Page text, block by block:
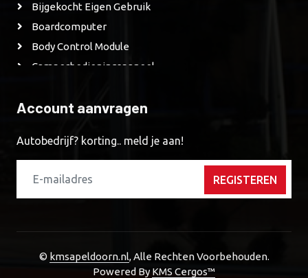
Bijgekocht Eigen Gebruik
Boardcomputer
Body Control Module
Camperbedieningspaneel
CD Speler
Derde Remlicht
Diverse-Modules
EPD
Account aanvragen
Autobedrijf? korting.. meld je aan!
REGISTEREN
© kmsapeldoorn.nl, Alle Rechten Voorbehouden.
Powered By KMS Cergos™